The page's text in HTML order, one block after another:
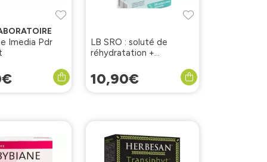
Imedia Pdr
€
LB SRO : soluté de
réhydratation +
10,90€